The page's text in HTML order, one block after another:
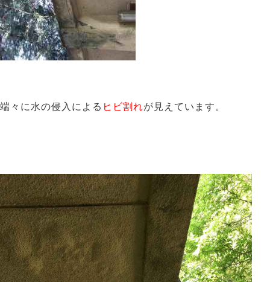
端々に水の侵入による ヒビ割れが見えています。